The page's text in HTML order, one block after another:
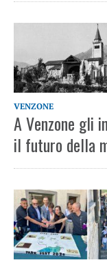
VENZONE
A Venzone gli
il futuro della